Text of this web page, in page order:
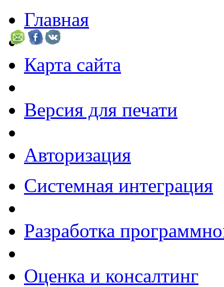
Главная
Карта сайта
Версия для печати
Авторизация
Системная интеграция
Разработка
Оценка и консалтинг